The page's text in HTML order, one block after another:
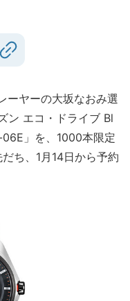
ーヤーの大坂なおみ選
ン エコ・ドライブ Bl
」を、1000本限定
ち、1月14日から予約